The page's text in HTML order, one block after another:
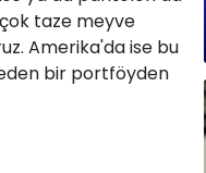
taze meyve
Amerika'da ise bu
bir portföyden